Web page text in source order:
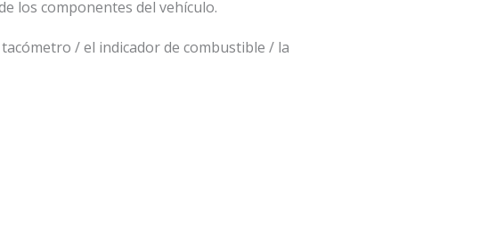
los componentes del vehículo.
/ el indicador de combustible / la